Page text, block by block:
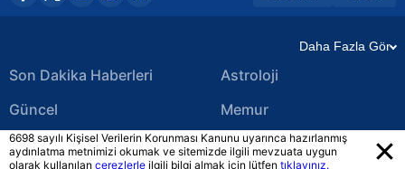
Daha Fazla Gör
Son Dakika Haberleri
Güncel
Ekonomi Haberleri
Astroloji
Memur
Yerel Haberler
6698 sayılı Kişisel Verilerin Korunması Kanunu uyarınca hazırlanmış
aydınlatma metnimizi okumak ve sitemizde ilgili mevzuata uygun
olarak kullanılan çerezlerle ilgili bilgi almak için lütfen tıklayınız.